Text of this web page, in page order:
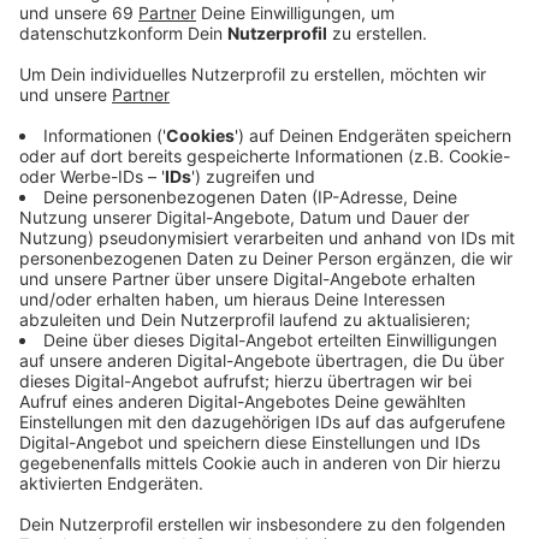
Es war am 20.Februar 1999, als Whitney Houston nach
Münster kam, um in der ZDF-Show „Wetten dass…“ mit
Thomas Gottschalk in der Halle Münsterland
aufzutreten.
Hier könnt ihr euch die Sendung von damals
ansehen
Wer von euch war damals dabei? Woran erinnert ihr
euch? Habt ihr Fotos von Whitneys Auftritt? Schreibt
uns gerne per Mail an
info@antennemuenster.de